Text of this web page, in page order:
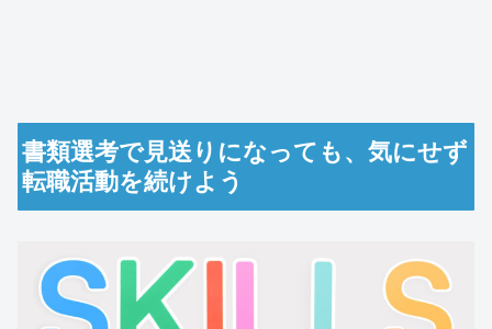
書類選考で見送りになっても、気にせず
転職活動を続けよう